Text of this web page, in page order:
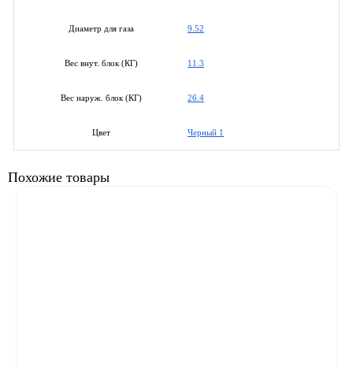
Диаметр для газа 9.52
Вес внут. блок (КГ) 11.3
Вес наруж. блок (КГ) 26.4
Цвет Черный 1
Похожие товары